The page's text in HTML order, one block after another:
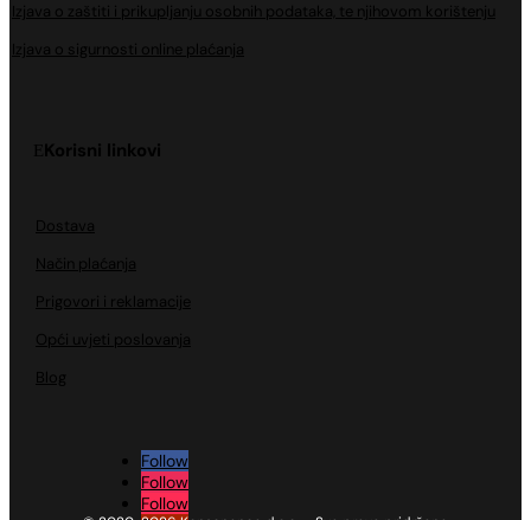
Izjava o zaštiti i prikupljanju osobnih podataka, te njihovom korištenju
Izjava o sigurnosti online plaćanja
Korisni linkovi
Dostava
Način plaćanja
Prigovori i reklamacije
Opći uvjeti poslovanja
Blog
Follow
Follow
Follow